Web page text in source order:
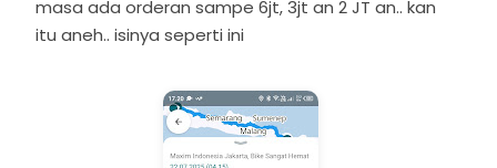
masa ada orderan sampe 6jt, 3jt an 2 JT an.. kan
itu aneh.. isinya seperti ini